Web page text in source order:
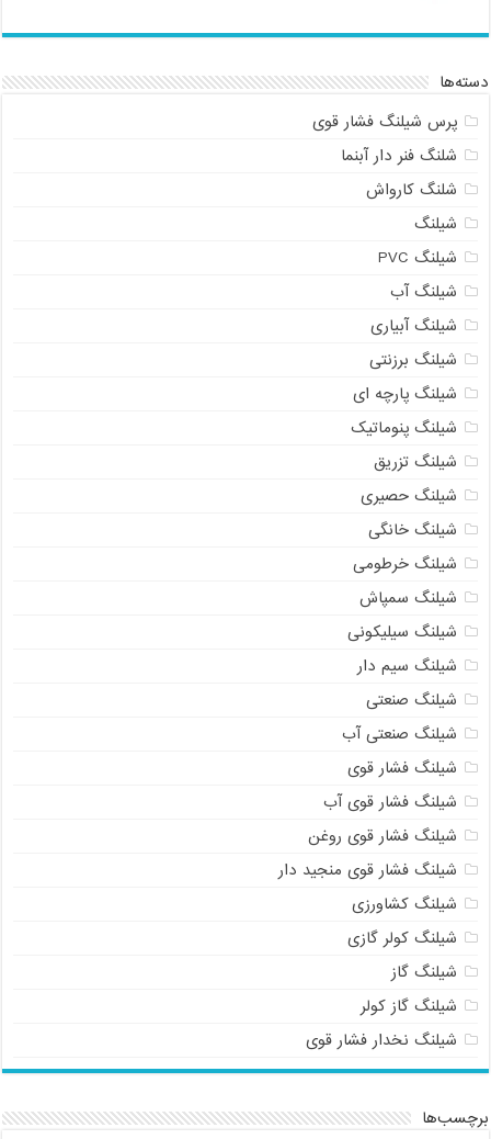
دسته‌ها
پرس شیلنگ فشار قوی
شلنگ فنر دار آبنما
شلنگ کارواش
شیلنگ
شیلنگ PVC
شیلنگ آب
شیلنگ آبیاری
شیلنگ برزنتی
شیلنگ پارچه ای
شیلنگ پنوماتیک
شیلنگ تزریق
شیلنگ حصیری
شیلنگ خانگی
شیلنگ خرطومی
شیلنگ سمپاش
شیلنگ سیلیکونی
شیلنگ سیم دار
شیلنگ صنعتی
شیلنگ صنعتی آب
شیلنگ فشار قوی
شیلنگ فشار قوی آب
شیلنگ فشار قوی روغن
شیلنگ فشار قوی منجید دار
شیلنگ کشاورزی
شیلنگ کولر گازی
شیلنگ گاز
شیلنگ گاز کولر
شیلنگ نخدار فشار قوی
برچسب‌ها